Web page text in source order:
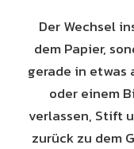
Der Wechsel
dem Papier,
gerade in
oder einem
verlassen, Stift
zurück zu dem